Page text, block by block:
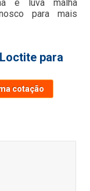
e luva malha
para mais
para
cotação